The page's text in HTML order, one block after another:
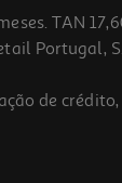
TAN
de crédito,